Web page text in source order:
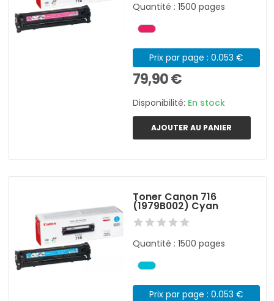
Quantité : 1500 pages
Prix par page : 0.053 €
79,90 €
Disponibilité: En stock
AJOUTER AU PANIER
Toner Canon 716
(1979B002) Cyan
Quantité : 1500 pages
Prix par page : 0.053 €